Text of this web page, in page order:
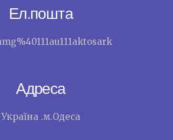
Ел.пошта
Адреса
Україна .м.Одеса